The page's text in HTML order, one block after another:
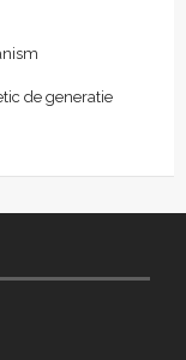
de generatie